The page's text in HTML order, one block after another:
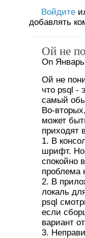
Войдите
добавлять
Ой не
On
Ой не
что psql -
самый
Во-
может
приходят
1. В
шрифт. Но
спокойно
проблема
2. В
локаль
psql
если
вариант
3.